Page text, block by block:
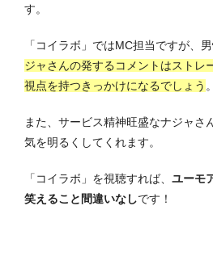
す。
「コイラボ」ではMC担当ですが、
ジャさんの発するコメントはストレ
視点を持つきっかけになるでしょう 。
また、サービス精神旺盛なナジャさ
気を明るくしてくれます。
「コイラボ」を視聴すれば、 ユーモ
笑えること間違いなしです！